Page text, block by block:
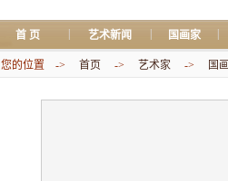
首 页 艺术新闻 国画家
您的位置 -> 首页 -> 艺术家 -> 国